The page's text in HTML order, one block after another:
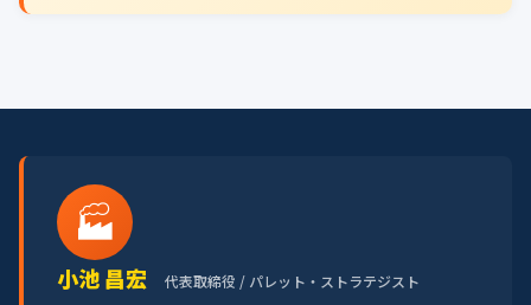
🏭
小池 昌宏 代表取締役 / パレット・ストラテジスト